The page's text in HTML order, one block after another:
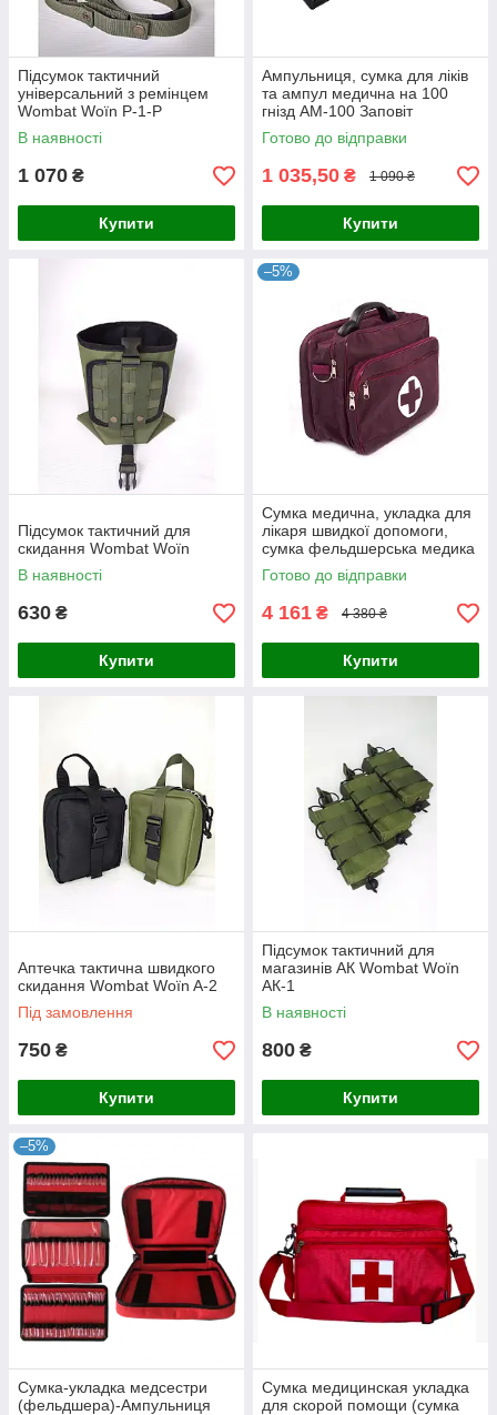
Підсумок тактичний
універсальний з ремінцем
Wombat Woїn P-1-Р
В наявності
1 070 ₴
Купити
Ампульниця, сумка для ліків
та ампул медична на 100
гнізд АМ-100 Заповіт
Готово до відправки
1 035,50 ₴ 1 090 ₴
Купити
Підсумок тактичний для
скидання Wombat Wоїn
В наявності
630 ₴
Купити
–5%
Сумка медична, укладка для
лікаря швидкої допомоги,
сумка фельдшерська медика
СУМ Заповіт
Готово до відправки
4 161 ₴ 4 380 ₴
Купити
Аптечка тактична швидкого
скидання Wombat Woїn A-2
Під замовлення
750 ₴
Купити
Підсумок тактичний для
магазинів АК Wombat Wоїn
АК-1
В наявності
800 ₴
Купити
–5%
Сумка-укладка медсестри
(фельдшера)-Ампульниця
Сумка медицинская укладка
для скорой помощи (сумка